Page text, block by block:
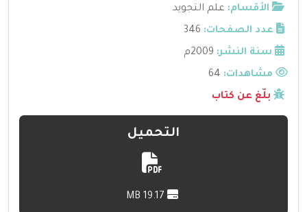
الأقسام: علم التجويد
عدد الصفحات: 346
سنة النشر: 2009م
مشاهدات:
بلّغ عن كتاب
التحميل